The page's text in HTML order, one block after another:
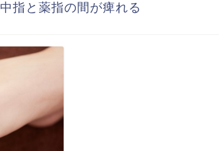
中指と薬指の間が痺れる